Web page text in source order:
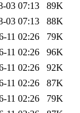
03 07:13
89K
03 07:13
88K
11 02:26
79K
11 02:26
96K
11 02:26
92K
11 02:26
87K
11 02:26
79K